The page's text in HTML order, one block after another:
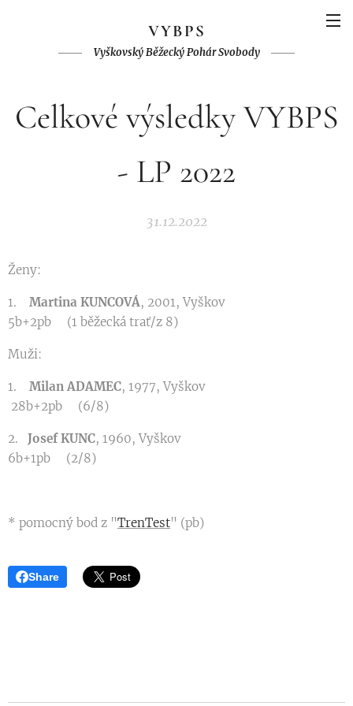
VYBPS
Vyškovský Běžecký Pohár Svobody
Celkové výsledky VYBPS
- LP 2022
31.12.2022
Ženy:
1. Martina KUNCOVÁ, 2001, Vyškov
5b+2pb (1 běžecká trať/z 8)
Muži:
1. Milan ADAMEC, 1977, Vyškov
28b+2pb (6/8)
2. Josef KUNC, 1960, Vyškov
6b+1pb (2/8)
* pomocný bod z "TrenTest" (pb)
Share